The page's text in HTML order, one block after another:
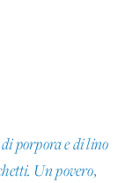
porpora e di lino
Un povero,